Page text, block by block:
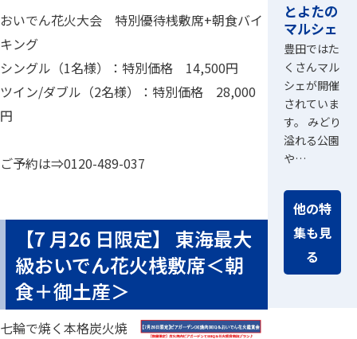
おいでん花火大会 特別優待桟敷席+朝食バイ
キング
シングル（1名様）：特別価格 14,500円
ツイン/ダブル（2名様）：特別価格 28,000
円
ご予約は⇒0120-489-037
【7 月26 日限定】 東海最大
級おいでん花火桟敷席＜朝
食＋御土産＞
七輪で焼く本格炭火焼
とよたの
マルシェ
豊田ではた
くさんマル
シェが開催
されていま
す。 みどり
溢れる公園
や…
他の特
集も見
る